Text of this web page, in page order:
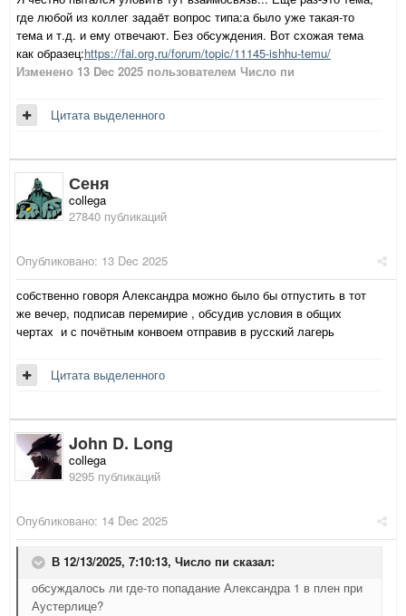
где любой из коллег задаëт вопрос типа:а было уже такая-то
тема и т.д. и ему отвечают. Без обсуждения. Вот схожая тема
как образец:https://fai.org.ru/forum/topic/11145-ishhu-temu/
Изменено 13 Dec 2025 пользователем Число пи
Цитата выделенного
Сеня
collega
27840 публикаций
Опубликовано: 13 Dec 2025
собственно говоря Александра можно было бы отпустить в тот
же вечер, подписав перемирие , обсудив условия в общих
чертах и с почётным конвоем отправив в русский лагерь
Цитата выделенного
John D. Long
collega
9295 публикаций
Опубликовано: 14 Dec 2025
В 12/13/2025, 7:10:13, Число пи сказал:
обсуждалось ли где-то попадание Александра 1 в плен при
Аустерлице?